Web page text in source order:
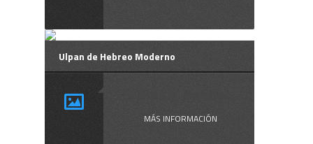
Ulpan de Hebreo Moderno
MÁS INFORMACIÓN